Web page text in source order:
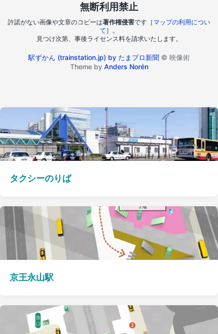
無断利用禁止
許諾がない画像や文章のコピーは著作権侵害です［ マップの利用につい
て ］。
見つけ次第、事後ライセンス料を請求いたします。
駅ずかん (trainstation.jp) by たまプロ新聞 © 映像術
Theme by Anders Norén
タクシーのりば
京王永山駅